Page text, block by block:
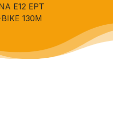
E12 EPT
130M